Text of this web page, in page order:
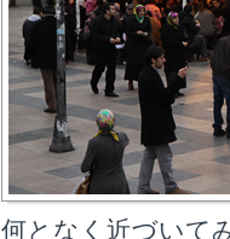
何となく近づいて